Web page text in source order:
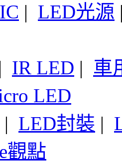
| LED光源
| IR LED | 車
LED
| LED封裝 |
觀點